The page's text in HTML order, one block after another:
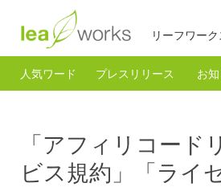
リーフワー
人気ワード プレスリリース お
「アフィリコー
ビス規約」「ライ